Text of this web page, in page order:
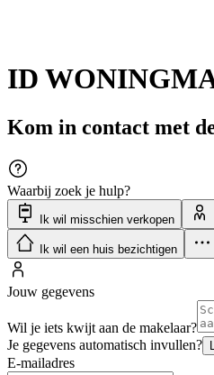
ID
Kom in contact met
Waarbij zoek je hulp?
Ik wil misschien verkopen
Ik wil een huis bezichtigen
Jouw gegevens
Wil je iets kwijt aan de makelaar?
Je gegevens automatisch invullen?
E-mailadres